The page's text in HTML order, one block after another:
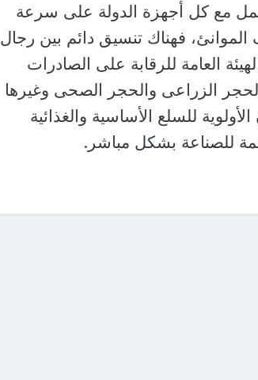
نعمل مع كل أجهزة الدولة على سرعة
الموانئ، فهناك تنسيق دائم بين رجال
العامة للرقابة على الصادرات
الزراعى والحجر الصحى وغيرها
للسلع الأساسية والغذائية
للصناعة بشكل مباشر.